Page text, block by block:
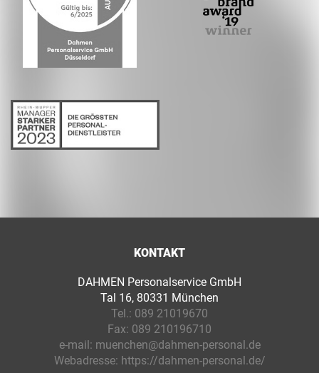
KONTAKT
DAHMEN Personalservice GmbH
Tal 16, 80331 München
Tel.: 089 21019670
Fax: 089 210196710
e-mail: muenchen@dahmen-personal.de
Webadresse: https://dahmen-personal.de/